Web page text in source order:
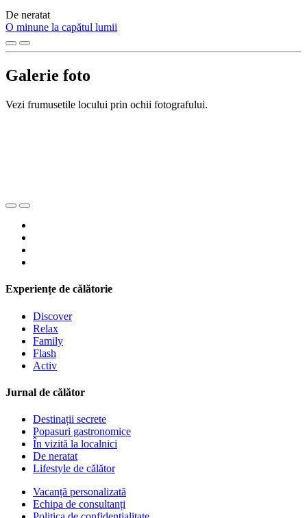
De neratat
O minune la capătul lumii
Galerie foto
Vezi frumusetile locului prin ochii fotografului.
Experiențe de călătorie
Discover
Relax
Family
Flash
Activ
Jurnal de călător
Destinații secrete
Popasuri gastronomice
În vizită la localnici
De neratat
Lifestyle de călător
Vacanță personalizată
Echipa de consultanți